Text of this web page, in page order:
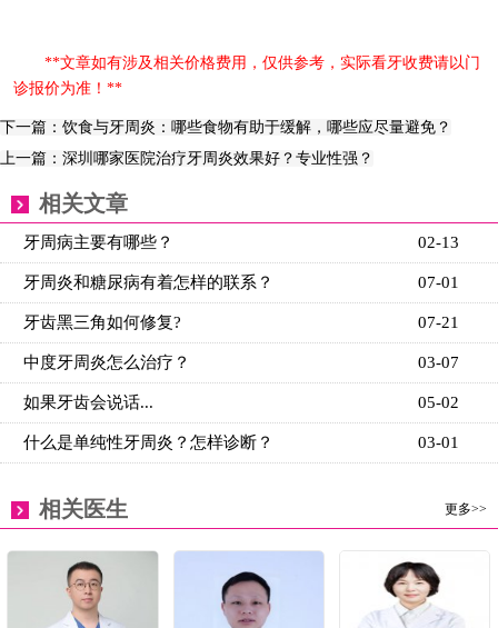
**文章如有涉及相关价格费用，仅供参考，实际看牙收费请以门
诊报价为准！**
下一篇：饮食与牙周炎：哪些食物有助于缓解，哪些应尽量避免？
上一篇：深圳哪家医院治疗牙周炎效果好？专业性强？
相关文章
02-13
牙周病主要有哪些？
07-01
牙周炎和糖尿病有着怎样的联系？
07-21
牙齿黑三角如何修复?
03-07
中度牙周炎怎么治疗？
05-02
如果牙齿会说话...
03-01
什么是单纯性牙周炎？怎样诊断？
更多>>
相关医生